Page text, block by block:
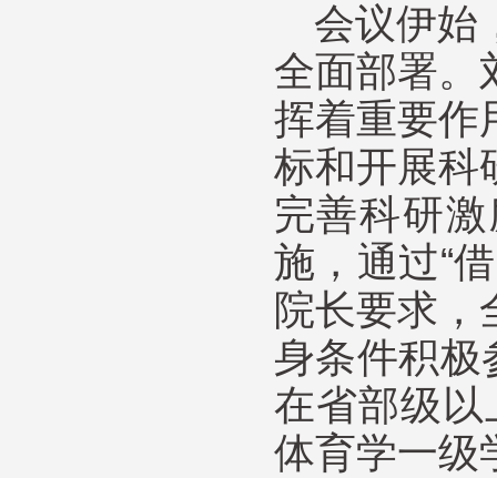
会议伊始
全面部署。
挥着重要作
标和开展科
完善科研
施，通过“
院长要求，
身条件积极
在省部级
体育学一级